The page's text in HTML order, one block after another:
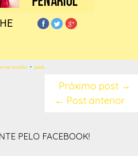
escolar - pooh
Próximo post →
← Post anterior
PELO FACEBOOK!